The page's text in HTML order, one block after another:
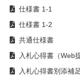
仕様書 1-1
仕様書 1-2
共通仕様書
入札心得書（Web
入札心得書別添補